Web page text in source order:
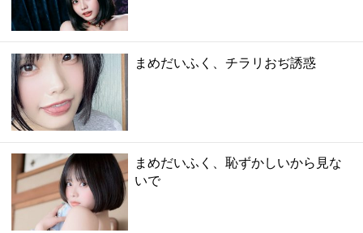
まめだいふく、チラリおぢ誘惑
まめだいふく、恥ずかしいから見な
いで